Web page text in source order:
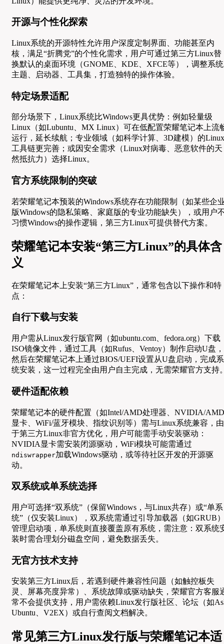
开源与个性化探索
Linux系统的开源特性允许用户深度定制界面、功能甚至内
核，满足“折腾党”的个性化需求，用户可通过第三方Linux替
换默认的桌面环境（GNOME、KDE、XFCE等），调整系统
主题、启动器、工具集，打造独特的操作体验。
特定场景适配
部分场景下，Linux系统比Windows更具优势：例如轻量级
Linux（如Lubuntu、MX Linux）可在低配置荣耀笔记本上流
运行，延长续航；专业领域（如科学计算、3D建模）的Linux
工具链更完善；或因安全需求（Linux对病毒、恶意软件的天
然抵抗力）选择Linux。
官方系统限制的突破
若荣耀笔记本预装的Windows系统存在功能限制（如某些企
版Windows的隐私策略、家庭版的专业功能缺失），或用户
习惯Windows的操作逻辑，第三方Linux可提供替代方案。
荣耀笔记本安装“第三方Linux”的具体含
义
在荣耀笔记本上安装“第三方Linux”，通常包含以下操作和特
点：
自行下载与安装
用户需从Linux发行版官网（如ubuntu.com、fedora.org）下载
ISO镜像文件，通过工具（如Rufus、Ventoy）制作启动U盘，
然后在荣耀笔记本上通过BIOS/UEFI设置从U盘启动，完成系
统安装，这一过程完全由用户自主完成，无需荣耀官方支持
硬件适配依赖
荣耀笔记本的硬件配置（如Intel/AMD处理器、NVIDIA/AMD
显卡、WiFi/蓝牙模块、指纹识别等）需与Linux系统兼容，由
于第三方Linux非官方优化，用户可能需手动安装驱动：
NVIDIA显卡需安装闭源驱动，WiFi模块可能需通过
ndiswrapper加载Windows驱动，或等待社区开发的开源驱
动。
双系统或单系统选择
用户可选择“双系统”（保留Windows，与Linux共存）或“单系
统”（仅安装Linux），双系统需通过引导加载器（如GRUB
管理启动项，单系统则直接覆盖原有系统，需注意：双系统
装时需合理划分磁盘空间，避免数据丢失。
无官方技术支持
安装第三方Linux后，若遇到硬件兼容性问题（如触控板失
灵、屏幕亮度异常）、系统故障或驱动缺失，荣耀官方客服
常不会提供支持，用户需依赖Linux发行版社区、论坛（如
Ubuntu、V2EX）或自行查阅文档解决。
常见第三方Linux发行版与荣耀笔记本适